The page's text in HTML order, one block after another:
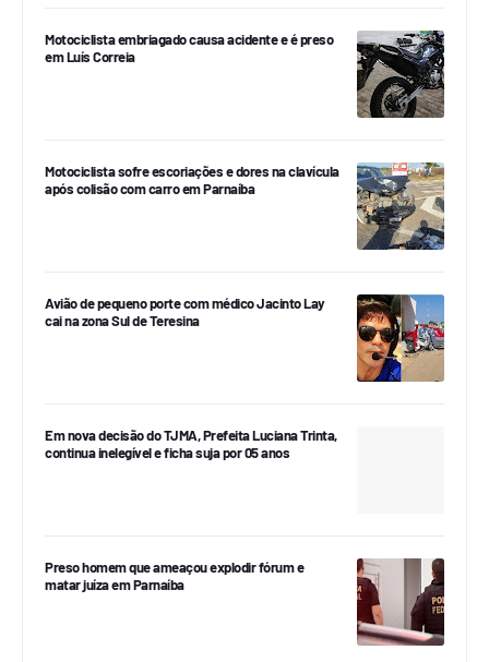
Motociclista embriagado causa acidente e é preso
em Luís Correia
Motociclista sofre escoriações e dores na clavícula
após colisão com carro em Parnaíba
Avião de pequeno porte com médico Jacinto Lay
cai na zona Sul de Teresina
Em nova decisão do TJMA, Prefeita Luciana Trinta,
continua inelegível e ficha suja por 05 anos
Preso homem que ameaçou explodir fórum e
matar juíza em Parnaíba